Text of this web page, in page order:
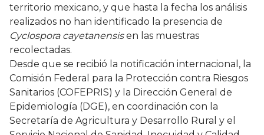
territorio mexicano, y que hasta la fecha los análisis
realizados no han identificado la presencia de
Cyclospora cayetanensisen las muestras
recolectadas.
Desde que se recibió la notificación internacional, la
Comisión Federal para la Protección contra Riesgos
Sanitarios (COFEPRIS) y la Dirección General de
Epidemiología (DGE), en coordinación con la
Secretaría de Agricultura y Desarrollo Rural y el